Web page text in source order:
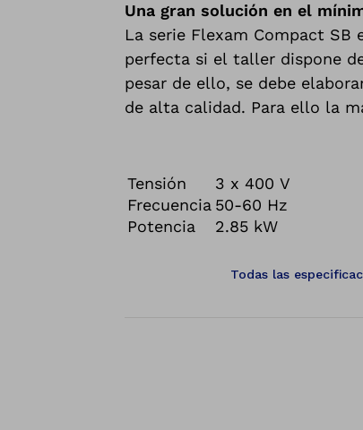
Una gran solución en el
La serie Flexam Compact SB
perfecta si el taller dispone
pesar de ello, se debe
de alta calidad. Para ello la
cinta de lija de 40 mm, de 75
La Flexam Compact P110
unidad de pulido.
Tensión
3 x 400 V
Frecuencia 50-60 Hz
Potencia
2.85 kW
Todas las